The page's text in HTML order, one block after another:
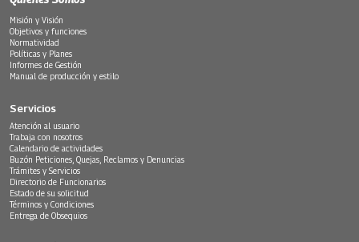
Misión y Visión
Objetivos y funciones
Normatividad
Políticas y Planes
Informes de Gestión
Manual de producción y estilo
Servicios
Atención al usuario
Trabaja con nosotros
Calendario de actividades
Buzón Peticiones, Quejas, Reclamos y Denuncias
Trámites y Servicios
Directorio de Funcionarios
Estado de su solicitud
Términos y Condiciones
Entrega de Obsequios